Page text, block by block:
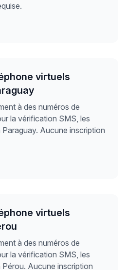
virtuels
à des numéros de
la vérification SMS, les
Aucune inscription
virtuels
à des numéros de
la vérification SMS, les
Aucune inscription